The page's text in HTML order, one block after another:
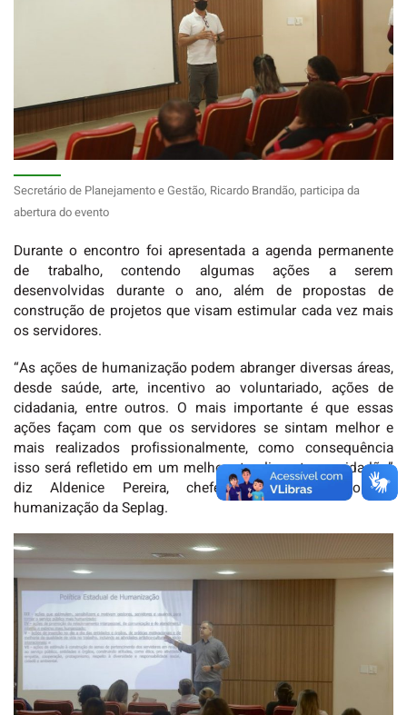
Secretário de Planejamento e Gestão, Ricardo Brandão, participa da
abertura do evento
Durante o encontro foi apresentada a agenda permanente
de trabalho, contendo algumas ações a serem
desenvolvidas durante o ano, além de propostas de
construção de projetos que visam estimular cada vez mais
os servidores.
“As ações de humanização podem abranger diversas áreas,
desde saúde, arte, incentivo ao voluntariado, ações de
cidadania, entre outros. O mais importante é que essas
ações façam com que os servidores se sintam melhor e
mais realizados profissionalmente, como consequência
isso será refletido em um melhor atendimento ao cidadão”
diz Aldenice Pereira, chefe do departamento de
humanização da Seplag.